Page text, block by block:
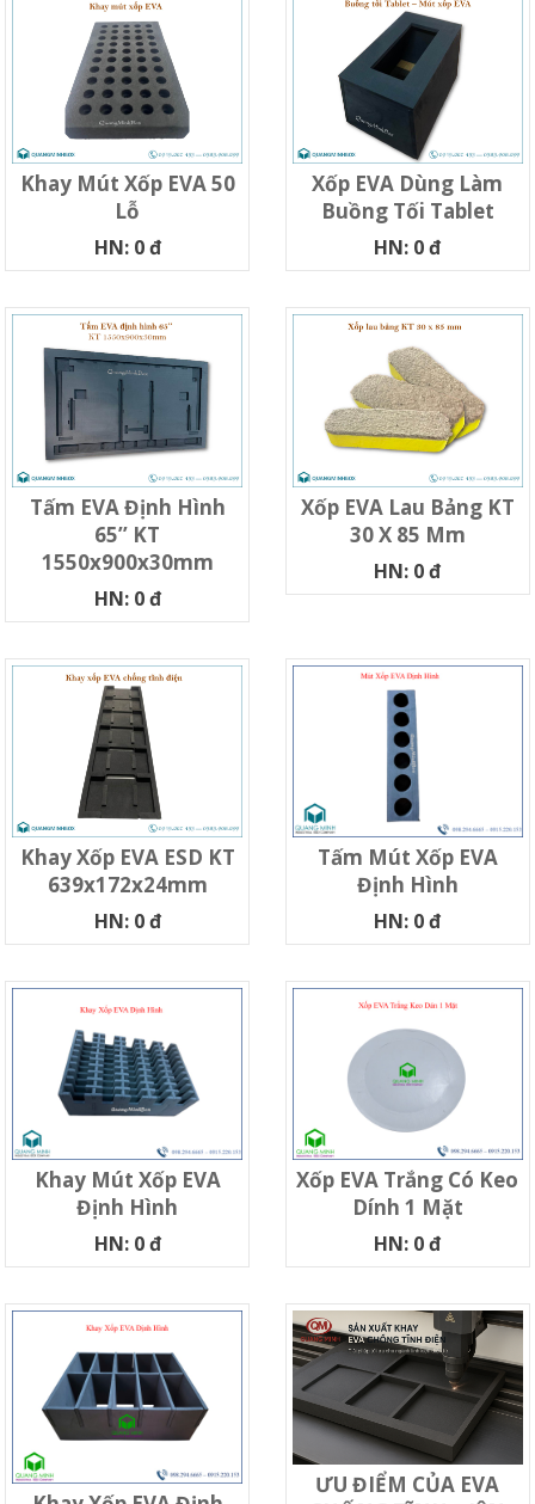
Khay Mút Xốp EVA 50
Lỗ
HN: 0 đ
Xốp EVA Dùng Làm
Buồng Tối Tablet
HN: 0 đ
Tấm EVA Định Hình
65’’ KT
1550x900x30mm
HN: 0 đ
Xốp EVA Lau Bảng KT
30 X 85 Mm
HN: 0 đ
Khay Xốp EVA ESD KT
639x172x24mm
HN: 0 đ
Tấm Mút Xốp EVA
Định Hình
HN: 0 đ
Khay Mút Xốp EVA
Định Hình
HN: 0 đ
Xốp EVA Trắng Có Keo
Dính 1 Mặt
HN: 0 đ
ƯU ĐIỂM CỦA EVA